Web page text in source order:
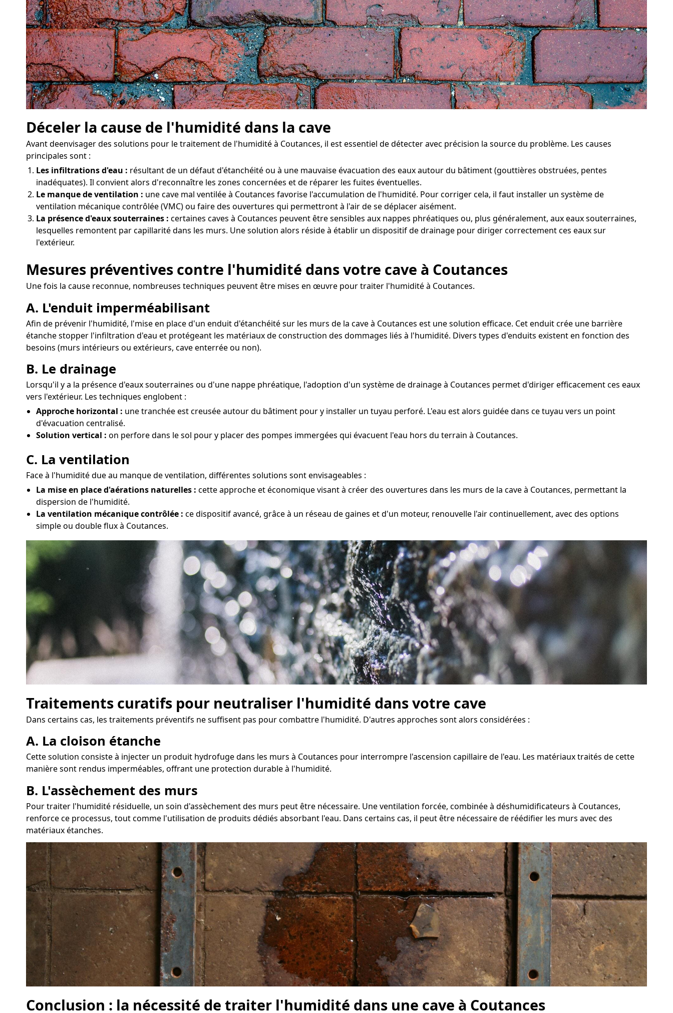
Déceler la cause de l'humidité dans la cave
Avant deenvisager des solutions pour le traitement de l'humidité à Coutances, il est essentiel de détecter avec précision la source du problème. Les causes
principales sont :
Les infiltrations d'eau : résultant de un défaut d'étanchéité ou à une mauvaise évacuation des eaux autour du bâtiment (gouttières obstruées, pentes
inadéquates). Il convient alors d'reconnaître les zones concernées et de réparer les fuites éventuelles.
Le manque de ventilation : une cave mal ventilée à Coutances favorise l'accumulation de l'humidité. Pour corriger cela, il faut installer un système de
ventilation mécanique contrôlée (VMC) ou faire des ouvertures qui permettront à l'air de se déplacer aisément.
La présence d'eaux souterraines : certaines caves à Coutances peuvent être sensibles aux nappes phréatiques ou, plus généralement, aux eaux souterraines,
lesquelles remontent par capillarité dans les murs. Une solution alors réside à établir un dispositif de drainage pour diriger correctement ces eaux sur
l'extérieur.
Mesures préventives contre l'humidité dans votre cave à Coutances
Une fois la cause reconnue, nombreuses techniques peuvent être mises en œuvre pour traiter l'humidité à Coutances.
A. L'enduit imperméabilisant
Afin de prévenir l'humidité, l'mise en place d'un enduit d'étanchéité sur les murs de la cave à Coutances est une solution efficace. Cet enduit crée une barrière
étanche stopper l'infiltration d'eau et protégeant les matériaux de construction des dommages liés à l'humidité. Divers types d'enduits existent en fonction des
besoins (murs intérieurs ou extérieurs, cave enterrée ou non).
B. Le drainage
Lorsqu'il y a la présence d'eaux souterraines ou d'une nappe phréatique, l'adoption d'un système de drainage à Coutances permet d'diriger efficacement ces eaux
vers l'extérieur. Les techniques englobent :
Approche horizontal : une tranchée est creusée autour du bâtiment pour y installer un tuyau perforé. L'eau est alors guidée dans ce tuyau vers un point
d'évacuation centralisé.
Solution vertical : on perfore dans le sol pour y placer des pompes immergées qui évacuent l'eau hors du terrain à Coutances.
C. La ventilation
Face à l'humidité due au manque de ventilation, différentes solutions sont envisageables :
La mise en place d'aérations naturelles : cette approche et économique visant à créer des ouvertures dans les murs de la cave à Coutances, permettant la
dispersion de l'humidité.
La ventilation mécanique contrôlée : ce dispositif avancé, grâce à un réseau de gaines et d'un moteur, renouvelle l'air continuellement, avec des options
simple ou double flux à Coutances.
Traitements curatifs pour neutraliser l'humidité dans votre cave
Dans certains cas, les traitements préventifs ne suffisent pas pour combattre l'humidité. D'autres approches sont alors considérées :
A. La cloison étanche
Cette solution consiste à injecter un produit hydrofuge dans les murs à Coutances pour interrompre l'ascension capillaire de l'eau. Les matériaux traités de cette
manière sont rendus imperméables, offrant une protection durable à l'humidité.
B. L'assèchement des murs
Pour traiter l'humidité résiduelle, un soin d'assèchement des murs peut être nécessaire. Une ventilation forcée, combinée à déshumidificateurs à Coutances,
renforce ce processus, tout comme l'utilisation de produits dédiés absorbant l'eau. Dans certains cas, il peut être nécessaire de réédifier les murs avec des
matériaux étanches.
Conclusion : la nécessité de traiter l'humidité dans une cave à Coutances